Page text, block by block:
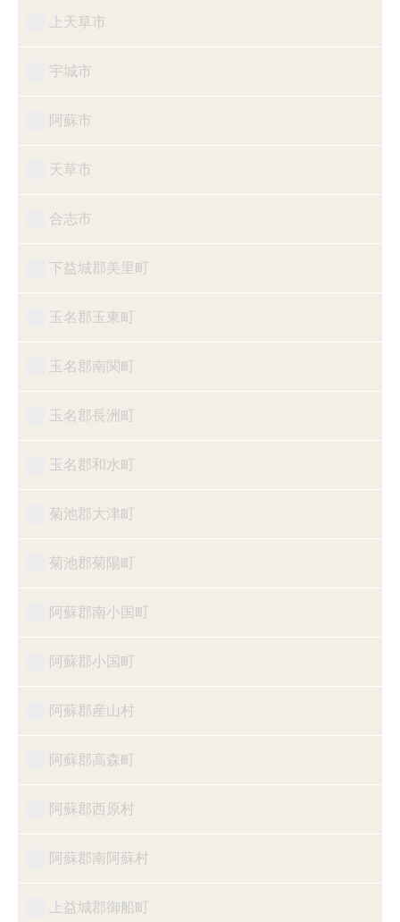
上天草市
宇城市
阿蘇市
天草市
合志市
下益城郡美里町
玉名郡玉東町
玉名郡南関町
玉名郡長洲町
玉名郡和水町
菊池郡大津町
菊池郡菊陽町
阿蘇郡南小国町
阿蘇郡小国町
阿蘇郡産山村
阿蘇郡高森町
阿蘇郡西原村
阿蘇郡南阿蘇村
上益城郡御船町